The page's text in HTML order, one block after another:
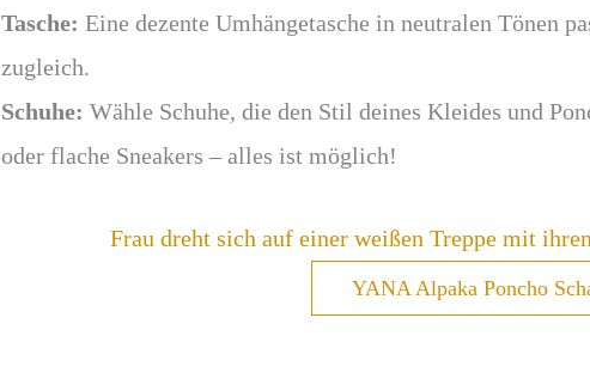
Tasche: Eine dezente Umhängetasche in neutralen Tönen
zugleich.
Schuhe: Wähle Schuhe, die den Stil deines Kleides und
oder flache Sneakers – alles ist möglich!
YANA Alpaka Poncho